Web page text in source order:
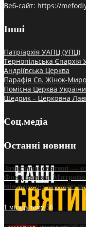
Веб-сайт: https://
Інші
Патріархія УАПЦ (УПЦ)
Тернопільська
Андріївська Церква
Парафія Св. Жінок-
Помісна Церква України
Щедрик – Церковна
Соц.медіа
Останні новини
Захистити святині —
Фонд пам’яті
міжнародну петицію
1 місяць тому58